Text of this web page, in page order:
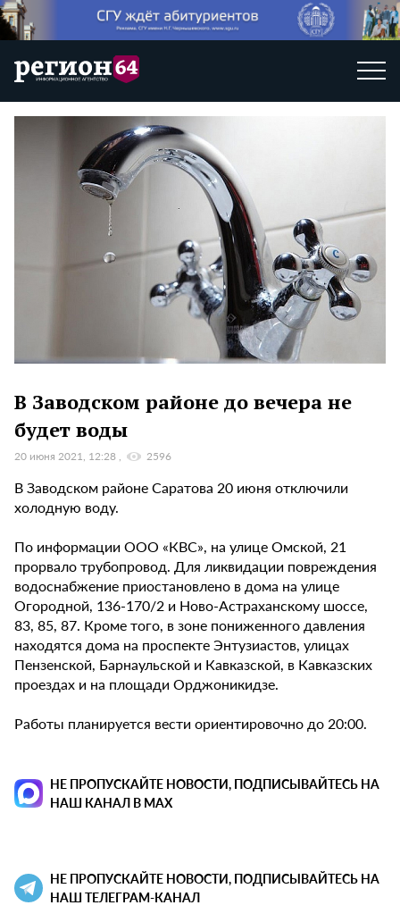
В Заводском районе до вечера не
будет воды
20 июня 2021, 12:28 2596
В Заводском районе Саратова 20 июня отключили
холодную воду.
По информации ООО «КВС», на улице Омской, 21
прорвало трубопровод. Для ликвидации повреждения
водоснабжение приостановлено в дома на улице
Огородной, 136-170/2 и Ново-Астраханскому шоссе,
83, 85, 87. Кроме того, в зоне пониженного давления
находятся дома на проспекте Энтузиастов, улицах
Пензенской, Барнаульской и Кавказской, в Кавказских
проездах и на площади Орджоникидзе.
Работы планируется вести ориентировочно до 20:00.
НЕ ПРОПУСКАЙТЕ НОВОСТИ, ПОДПИСЫВАЙТЕСЬ НА
НАШ КАНАЛ В MAX
НЕ ПРОПУСКАЙТЕ НОВОСТИ, ПОДПИСЫВАЙТЕСЬ НА
НАШ ТЕЛЕГРАМ-КАНАЛ